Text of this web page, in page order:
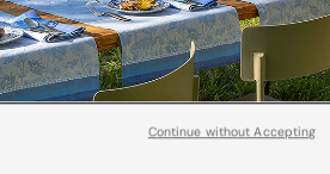
Continue without Accepting